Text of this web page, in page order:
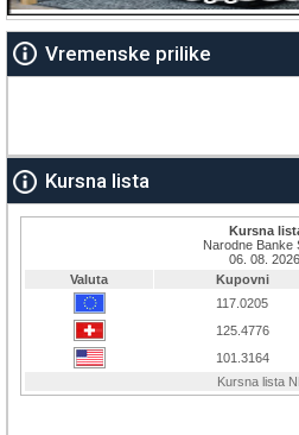
Vremenske prilike
Kursna lista